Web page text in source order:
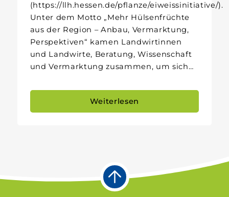
(https://llh.hessen.de/pflanze/eiweissinitiative/).
Unter dem Motto „Mehr Hülsenfrüchte
aus der Region – Anbau, Vermarktung,
Perspektiven“ kamen Landwirtinnen
und Landwirte, Beratung, Wissenschaft
und Vermarktung zusammen, um sich…
Weiterlesen